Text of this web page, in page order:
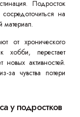
Подросток
на
материал.
от хронического
хобби, перестает
активностей.
за чувства потери
у подростков